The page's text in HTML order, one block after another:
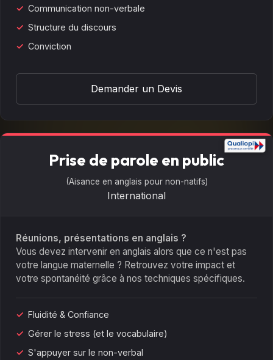
Communication non-verbale
Structure du discours
Conviction
Demander un Devis
Prise de parole en public
(Aisance en anglais pour non-natifs)
International
Réunions, présentations en anglais ?
Vous devez intervenir en anglais alors que ce n'est pas
votre langue maternelle ? Retrouvez votre impact et
votre spontanéité grâce à nos techniques spécifiques.
Fluidité & Confiance
Gérer le stress (et le vocabulaire)
S'appuyer sur le non-verbal